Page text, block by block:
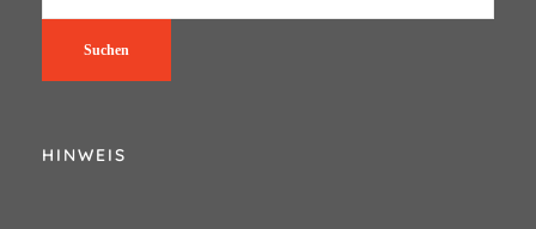
Suchen
HINWEIS